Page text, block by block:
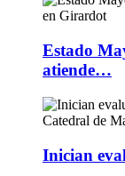
Estado
atiende…
Inician